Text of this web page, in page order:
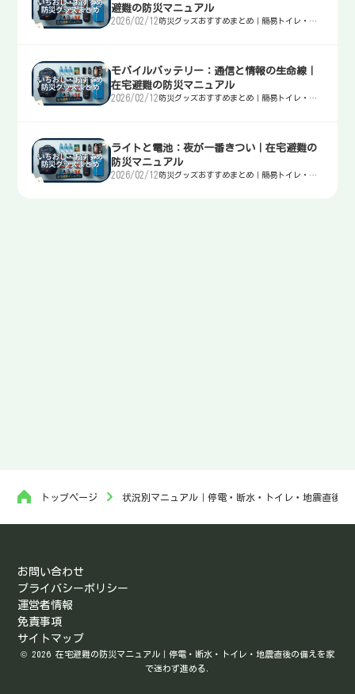
避難の防災マニュアル
2026/02/12 防災グッズおすすめまとめ｜簡易トイレ・
モバイルバッテリー：通信と情報の生命線｜
在宅避難の防災マニュアル
2026/02/12 防災グッズおすすめまとめ｜簡易トイレ・
ライトと電池：夜が一番きつい｜在宅避難の
防災マニュアル
2026/02/12 防災グッズおすすめまとめ｜簡易トイレ・
トップページ 状況別マニュアル｜停電・断水・トイレ・地震直後・
お問い合わせ
プライバシーポリシー
運営者情報
免責事項
サイトマップ
© 2026 在宅避難の防災マニュアル｜停電・断水・トイレ・地震直後の備えを家
で迷わず進める.